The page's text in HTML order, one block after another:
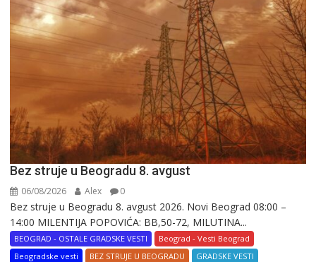
Bez struje u Beogradu 8. avgust
06/08/2026 Alex 0
Bez struje u Beogradu 8. avgust 2026. Novi Beograd 08:00 –
14:00 MILENTIJA POPOVIĆA: BB,50-72, MILUTINA...
BEOGRAD - OSTALE GRADSKE VESTI
Beograd - Vesti Beograd
Beogradske vesti
BEZ STRUJE U BEOGRADU
GRADSKE VESTI